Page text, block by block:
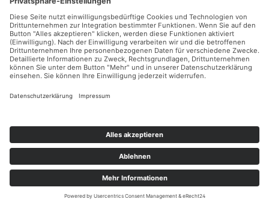
Zahlungsarten
Sicher Einkaufen
Ladengeschäft
Newsletter
Facebook Instagram
Alle Preise inkl. gesetzl. Mehrwertsteuer zzgl.
Nachnahmegebühren, wenn nicht anders angegeben.